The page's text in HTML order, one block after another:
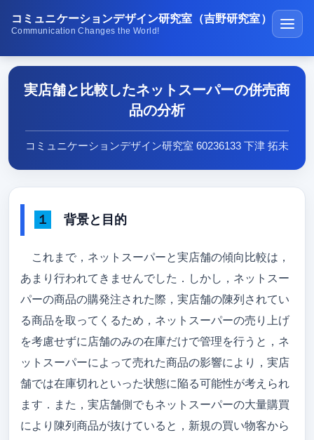
コミュニケーションデザイン研究室（吉野研究室）
Communication Changes the World!
ホーム
講義・演習
公開ソフトウェア
研究室の生活
在校生･受験生･高専生へ
研究成果
アクセス
メンバー
卒論/修論（メンバーのみ）
就職先
実店舗と比較したネットスーパーの併売商
品の分析
コミュニケーションデザイン研究室 60236133 下津 拓未
１ 背景と目的
これまで，ネットスーパーと実店舗の傾向比較は，
あまり行われてきませんでした．しかし，ネットスー
パーの商品の購発注された際，実店舗の陳列されてい
る商品を取ってくるため，ネットスーパーの売り上げ
を考慮せずに店舗のみの在庫だけで管理を行うと，ネ
ットスーパーによって売れた商品の影響により，実店
舗では在庫切れといった状態に陥る可能性が考えられ
ます．また，実店舗側でもネットスーパーの大量購買
により陳列商品が抜けていると，新規の買い物客から